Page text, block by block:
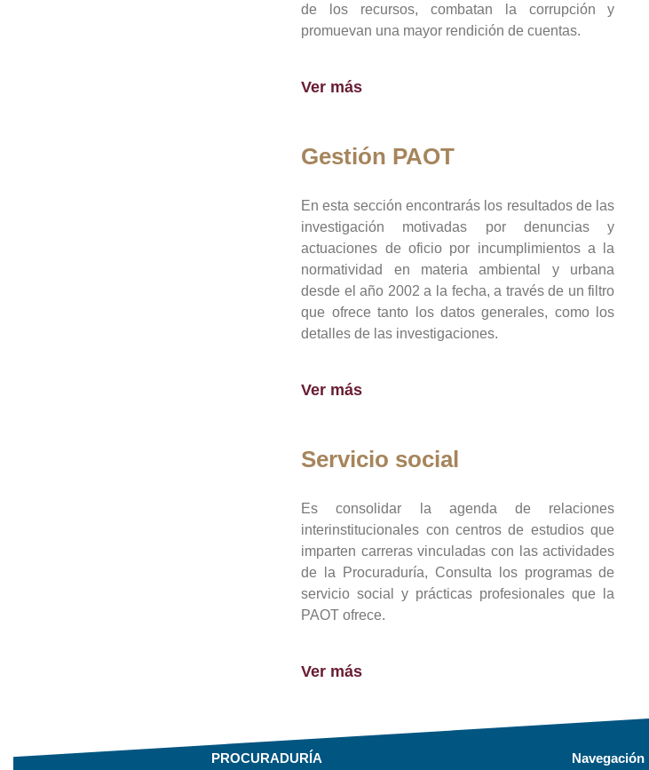
de los recursos, combatan la corrupción y
promuevan una mayor rendición de cuentas.
Ver más
Gestión PAOT
En esta sección encontrarás los resultados de las
investigación motivadas por denuncias y
actuaciones de oficio por incumplimientos a la
normatividad en materia ambiental y urbana
desde el año 2002 a la fecha, a través de un filtro
que ofrece tanto los datos generales, como los
detalles de las investigaciones.
Ver más
Servicio social
Es consolidar la agenda de relaciones
interinstitucionales con centros de estudios que
imparten carreras vinculadas con las actividades
de la Procuraduría, Consulta los programas de
servicio social y prácticas profesionales que la
PAOT ofrece.
Ver más
PROCURADURÍA Navegación